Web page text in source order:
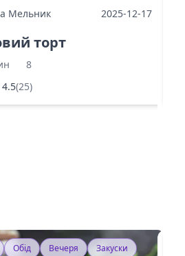
Мельник 2025-12-17
торт
8
4.5(25)
Обід Вечеря Закуски